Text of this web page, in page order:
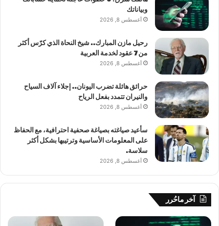
وبياناتك
أغسطس 8, 2026
رحيل مازن المبارك.. شيخ النحاة الذي كرّس أكثر
من 7 عقود لخدمة العربية
أغسطس 8, 2026
حرائق هائلة تضرب اليونان.. إجلاء آلاف السياح
والنيران تتمدد بفعل الرياح
أغسطس 8, 2026
سأعيد صياغته بصياغة صحفية احترافية، مع الحفاظ
على المعلومات الأساسية وترتيبها بشكل أكثر
سلاسة.
أغسطس 8, 2026
آخر ماحُرر